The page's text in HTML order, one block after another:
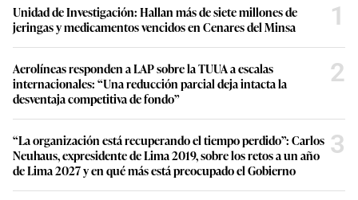
Unidad de Investigación: Hallan más de siete millones de
jeringas y medicamentos vencidos en Cenares del Minsa
1
Aerolíneas responden a LAP sobre la TUUA a escalas
internacionales: “Una reducción parcial deja intacta la
desventaja competitiva de fondo”
2
“La organización está recuperando el tiempo perdido”: Carlos
Neuhaus, expresidente de Lima 2019, sobre los retos a un año
de Lima 2027 y en qué más está preocupado el Gobierno
3